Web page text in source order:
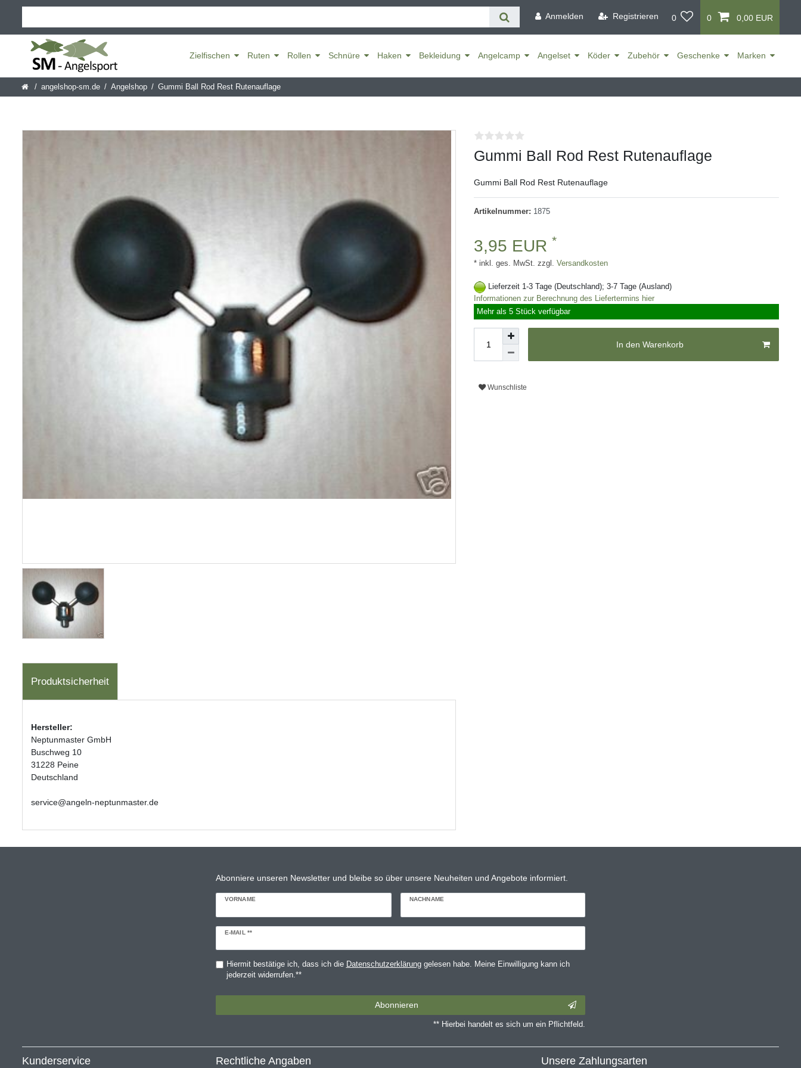
Anmelden Registrieren 0 0 0,00 EUR
Zielfischen Ruten Rollen Schnüre Haken Bekleidung Angelcamp Angelset Köder Zubehör Geschenke Marken
angelshop-sm.de Angelshop Gummi Ball Rod Rest Rutenauflage
Produktsicherheit
Hersteller:
Neptunmaster GmbH
Buschweg 10
31228 Peine
Deutschland
service@angeln-neptunmaster.de
Gummi Ball Rod Rest Rutenauflage
Gummi Ball Rod Rest Rutenauflage
Artikelnummer: 1875
3,95 EUR *
* inkl. ges. MwSt. zzgl. Versandkosten
Lieferzeit 1-3 Tage (Deutschland); 3-7 Tage (Ausland)
Informationen zur Berechnung des Liefertermins hier
Mehr als 5 Stück verfügbar
In den Warenkorb
Wunschliste
Abonniere unseren Newsletter und bleibe so über unsere Neuheiten und Angebote informiert.
VORNAME NACHNAME
E-MAIL **
Newsletter
Hiermit bestätige ich, dass ich die Daten­schutz­erklärunggelesen habe. Meine Einwilligung kann ich
jederzeit widerrufen.**
Abonnieren
** Hierbei handelt es sich um ein Pflichtfeld.
Kunderservice Rechtliche Angaben Unsere Zahlungsarten